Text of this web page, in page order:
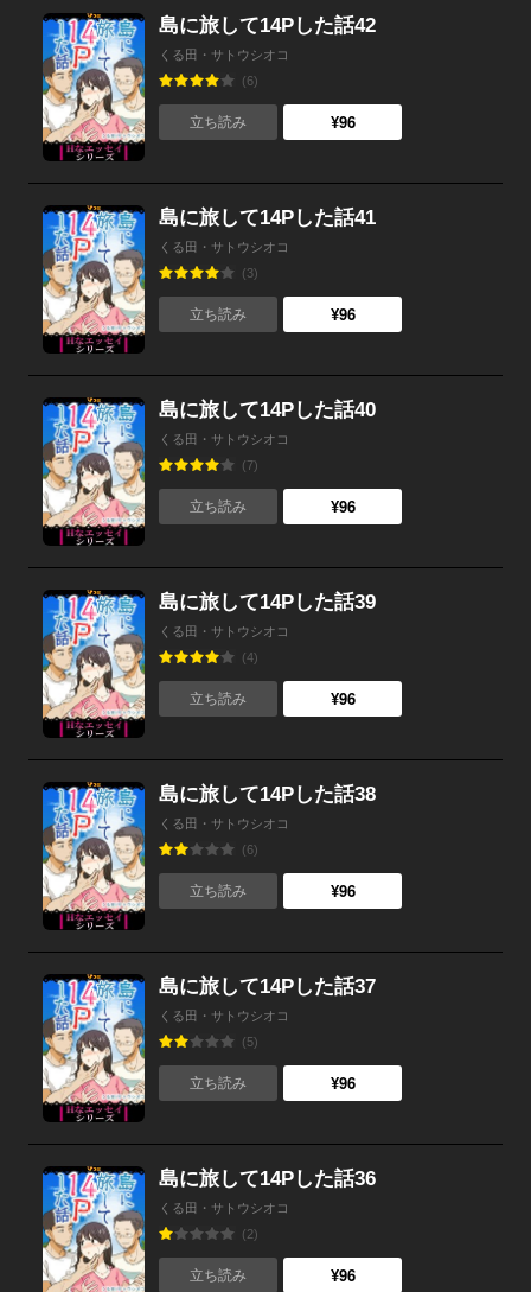
島に旅して14Pした話42
くる田・サトウシオコ
(6)
立ち読み ¥96
島に旅して14Pした話41
くる田・サトウシオコ
(3)
立ち読み ¥96
島に旅して14Pした話40
くる田・サトウシオコ
(7)
立ち読み ¥96
島に旅して14Pした話39
くる田・サトウシオコ
(4)
立ち読み ¥96
島に旅して14Pした話38
くる田・サトウシオコ
(6)
立ち読み ¥96
島に旅して14Pした話37
くる田・サトウシオコ
(5)
立ち読み ¥96
島に旅して14Pした話36
くる田・サトウシオコ
(2)
立ち読み ¥96